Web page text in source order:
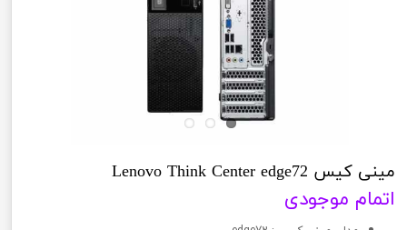
مینی کیس Lenovo Think Center edge72
اتمام موجودی